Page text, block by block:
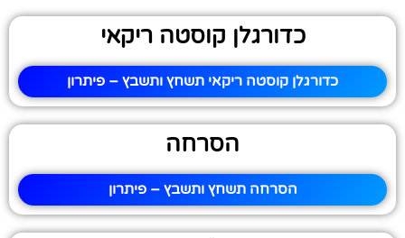
כדורגלן קוסטה ריקאי
כדורגלן קוסטה ריקאי תשחץ ותשבץ – פיתרון
הסרחה
הסרחה תשחץ ותשבץ – פיתרון